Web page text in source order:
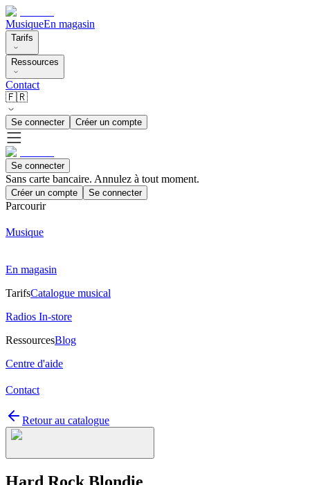
MusiqueEn magasin
Tarifs
Ressources
Contact
🇫🇷
Se connecter Créer un compte
Se connecter
Sans carte bancaire. Annulez à tout moment.
Créer un compte Se connecter
Parcourir
Musique
En magasin
TarifsCatalogue musical
Radios In-store
RessourcesBlog
Centre d'aide
Contact
Retour au catalogue